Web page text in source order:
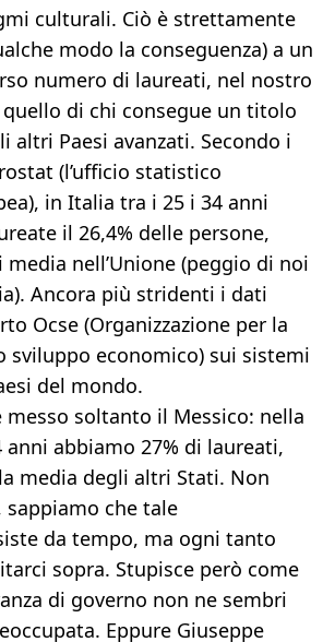
culturali. Ciò è strettamente
modo la conseguenza) a un
numero di laureati, nel nostro
di chi consegue un titolo
altri Paesi avanzati. Secondo i
(l’ufficio statistico
in Italia tra i 25 i 34 anni
il 26,4% delle persone,
nell’Unione (peggio di noi
Ancora più stridenti i dati
Ocse (Organizzazione per la
sviluppo economico) sui sistemi
del mondo.
messo soltanto il Messico: nella
anni abbiamo 27% di laureati,
media degli altri Stati. Non
sappiamo che tale
da tempo, ma ogni tanto
sopra. Stupisce però come
di governo non ne sembri
Eppure Giuseppe